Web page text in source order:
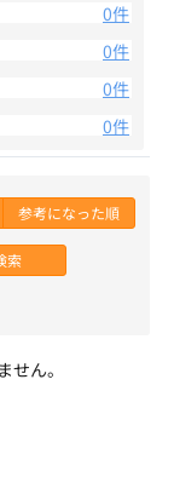
0件
0件
0件
0件
参考になった順
索
ん。